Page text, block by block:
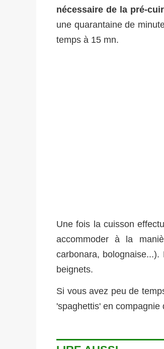
nécessaire de la pré-
une quarantaine de
temps à 15 mn.
Une fois la cuisson
accommoder à la
carbonara,
beignets.
Si vous avez peu de
'spaghettis' en